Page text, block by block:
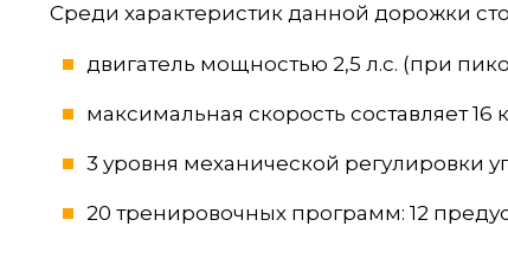
Среди характеристик данной дорожки
двигатель мощностью 2,5 л.с. (при
максимальная скорость составляет 16
3 уровня механической регулировки
20 тренировочных программ: 12